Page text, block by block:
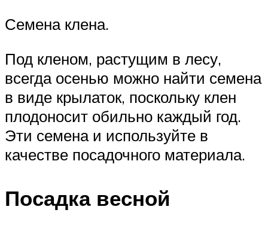
Семена клена.
Под кленом, растущим в лесу,
всегда осенью можно найти семена
в виде крылаток, поскольку клен
плодоносит обильно каждый год.
Эти семена и используйте в
качестве посадочного материала.
Посадка весной